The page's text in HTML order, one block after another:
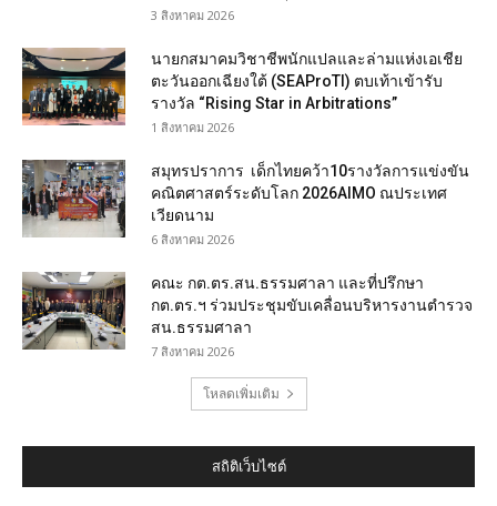
3 สิงหาคม 2026
นายกสมาคมวิชาชีพนักแปลและล่ามแห่งเอเชีย
ตะวันออกเฉียงใต้ (SEAProTI) ตบเท้าเข้ารับ
รางวัล “Rising Star in Arbitrations”
1 สิงหาคม 2026
สมุทรปราการ เด็กไทยคว้า10รางวัลการแข่งขัน
คณิตศาสตร์ระดับโลก 2026AIMO ณประเทศ
เวียดนาม
6 สิงหาคม 2026
คณะ กต.ตร.สน.ธรรมศาลา และที่ปรึกษา
กต.ตร.ฯ ร่วมประชุมขับเคลื่อนบริหารงานตำรวจ
สน.ธรรมศาลา
7 สิงหาคม 2026
โหลดเพิ่มเติม
สถิติเว็บไซต์